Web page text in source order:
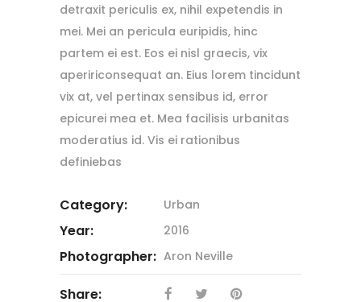
detraxit periculis ex, nihil expetendis in
mei. Mei an pericula euripidis, hinc
partem ei est. Eos ei nisl graecis, vix
apeririconsequat an. Eius lorem tincidunt
vix at, vel pertinax sensibus id, error
epicurei mea et. Mea facilisis urbanitas
moderatius id. Vis ei rationibus
definiebas
Category: Urban
Year: 2016
Photographer: Aron Neville
Share: